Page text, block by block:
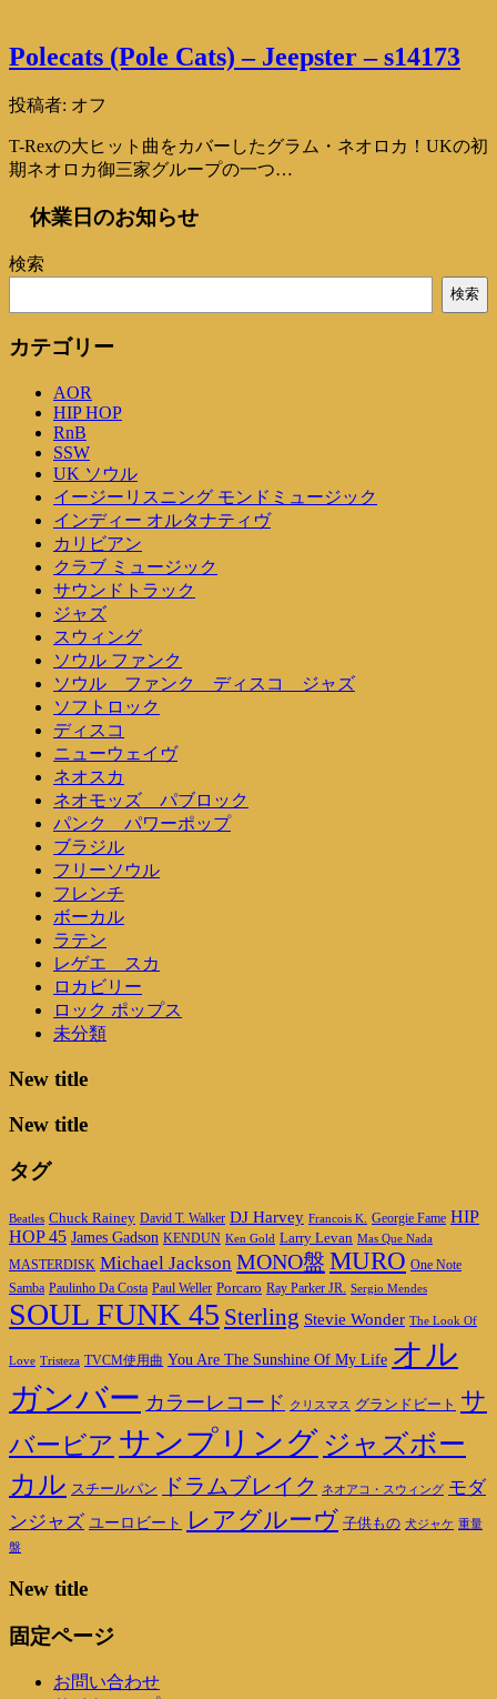
Polecats (Pole Cats) – Jeepster – s14173
投稿者: オフ
T-Rexの大ヒット曲をカバーしたグラム・ネオロカ！UKの初
期ネオロカ御三家グループの一つ…
休業日のお知らせ
検索
検索
カテゴリー
AOR
HIP HOP
RnB
SSW
UK ソウル
イージーリスニング モンドミュージック
インディー オルタナティヴ
カリビアン
クラブ ミュージック
サウンドトラック
ジャズ
スウィング
ソウル ファンク
ソウル ファンク ディスコ ジャズ
ソフトロック
ディスコ
ニューウェイヴ
ネオスカ
ネオモッズ パブロック
パンク パワーポップ
ブラジル
フリーソウル
フレンチ
ボーカル
ラテン
レゲエ スカ
ロカビリー
ロック ポップス
未分類
New title
New title
タグ
Beatles Chuck Rainey David T. Walker DJ Harvey Francois K. Georgie Fame HIP
HOP 45 James Gadson KENDUN Ken Gold Larry Levan Mas Que Nada
MASTERDISK Michael Jackson MONO盤 MURO One Note
Samba Paulinho Da Costa Paul Weller Porcaro Ray Parker JR. Sergio Mendes
SOUL FUNK 45 Sterling Stevie Wonder The Look Of
Love Tristeza TVCM使用曲 You Are The Sunshine Of My Life オル
ガンバー カラーレコード クリスマス グランドビート サ
バービア サンプリング ジャズボー
カル スチールパン ドラムブレイク ネオアコ・スウィング モダ
ンジャズ ユーロビート レアグルーヴ 子供もの 犬ジャケ 重量
盤
New title
固定ページ
お問い合わせ